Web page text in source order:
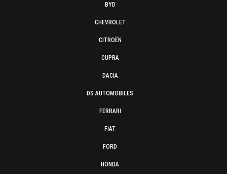
BYD
CHEVROLET
CITROËN
CUPRA
DACIA
DS AUTOMOBILES
FERRARI
FIAT
FORD
HONDA